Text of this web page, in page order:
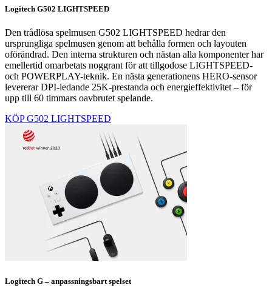
Logitech G502 LIGHTSPEED
Den trådlösa spelmusen G502 LIGHTSPEED hedrar den
ursprungliga spelmusen genom att behålla formen och layouten
oförändrad. Den interna strukturen och nästan alla komponenter har
emellertid omarbetats noggrant för att tillgodose LIGHTSPEED-
och POWERPLAY-teknik. En nästa generationens HERO-sensor
levererar DPI-ledande 25K-prestanda och energieffektivitet – för
upp till 60 timmars oavbrutet spelande.
KÖP G502 LIGHTSPEED
Logitech G – anpassningsbart spelset